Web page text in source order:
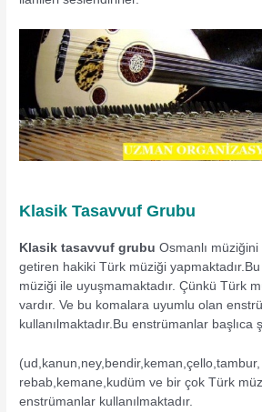
Klasik Tasavvuf Grubu
Klasik tasavvuf grubu Osmanlı
getiren hakiki Türk müziği
müziği ile uyuşmamaktadır. Çünkü Türk
vardır. Ve bu komalara uyumlu olan
kullanılmaktadır.Bu enstrümanlar başlıca
(ud,kanun,ney,bendir,keman,çello,tambur,
rebab,kemane,kudüm ve bir çok Türk
enstrümanlar kullanılmaktadır.